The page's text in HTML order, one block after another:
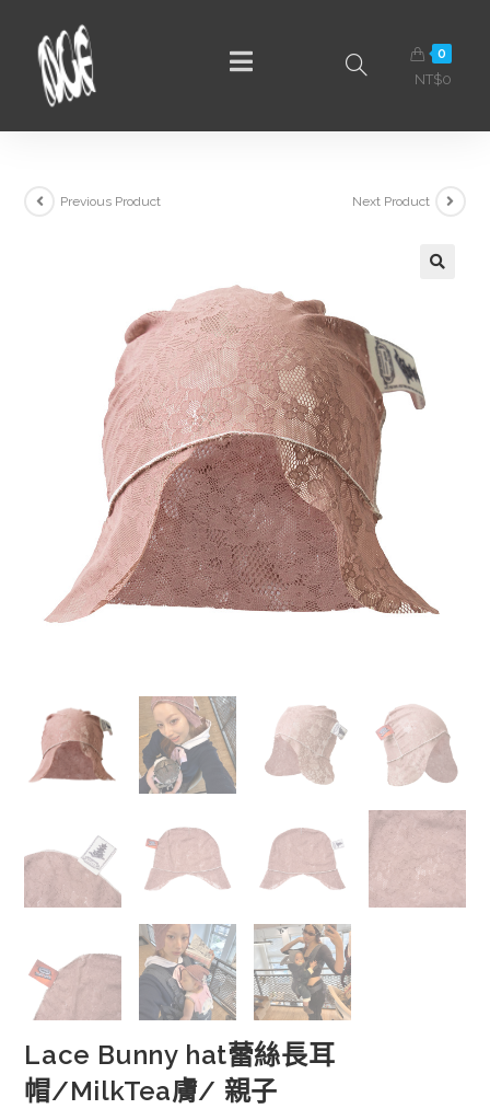
0
NT$0
Previous Product Next Product
Lace Bunny hat蕾絲長耳
帽/MilkTea膚/ 親子